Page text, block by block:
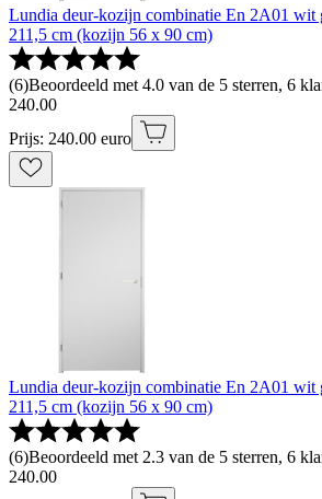
Lundia deur-kozijn combinatie En 2A01 wit
211,5 cm (kozijn 56 x 90 cm)
(6)Beoordeeld met 4.0 van de 5 sterren, 6
240.00
Prijs: 240.00 euro
Lundia deur-kozijn combinatie En 2A01 wit
211,5 cm (kozijn 56 x 90 cm)
(6)Beoordeeld met 2.3 van de 5 sterren, 6
240.00